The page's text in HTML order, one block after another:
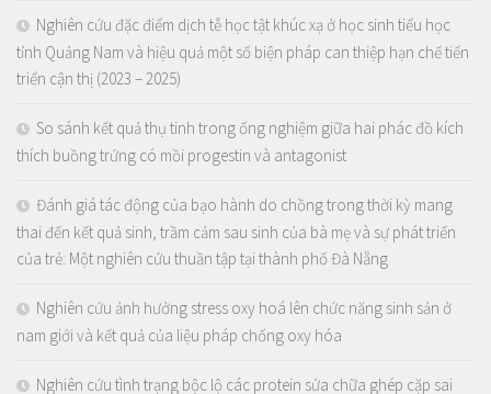
Nghiên cứu đặc điểm dịch tễ học tật khúc xạ ở học sinh tiểu học
tỉnh Quảng Nam và hiệu quả một số biện pháp can thiệp hạn chế tiến
triển cận thị (2023 – 2025)
So sánh kết quả thụ tinh trong ống nghiệm giữa hai phác đồ kích
thích buồng trứng có mồi progestin và antagonist
Đánh giá tác động của bạo hành do chồng trong thời kỳ mang
thai đến kết quả sinh, trầm cảm sau sinh của bà mẹ và sự phát triển
của trẻ: Một nghiên cứu thuần tập tại thành phố Đà Nẵng
Nghiên cứu ảnh hưởng stress oxy hoá lên chức năng sinh sản ở
nam giới và kết quả của liệu pháp chống oxy hóa
Nghiên cứu tình trạng bộc lộ các protein sửa chữa ghép cặp sai